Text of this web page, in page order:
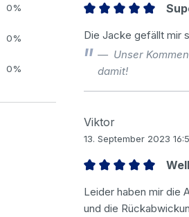
0%
0%
0%
Die Jacke gefällt mir
Unser
damit!
Viktor
13. September 2023
Leider haben mir die
und die